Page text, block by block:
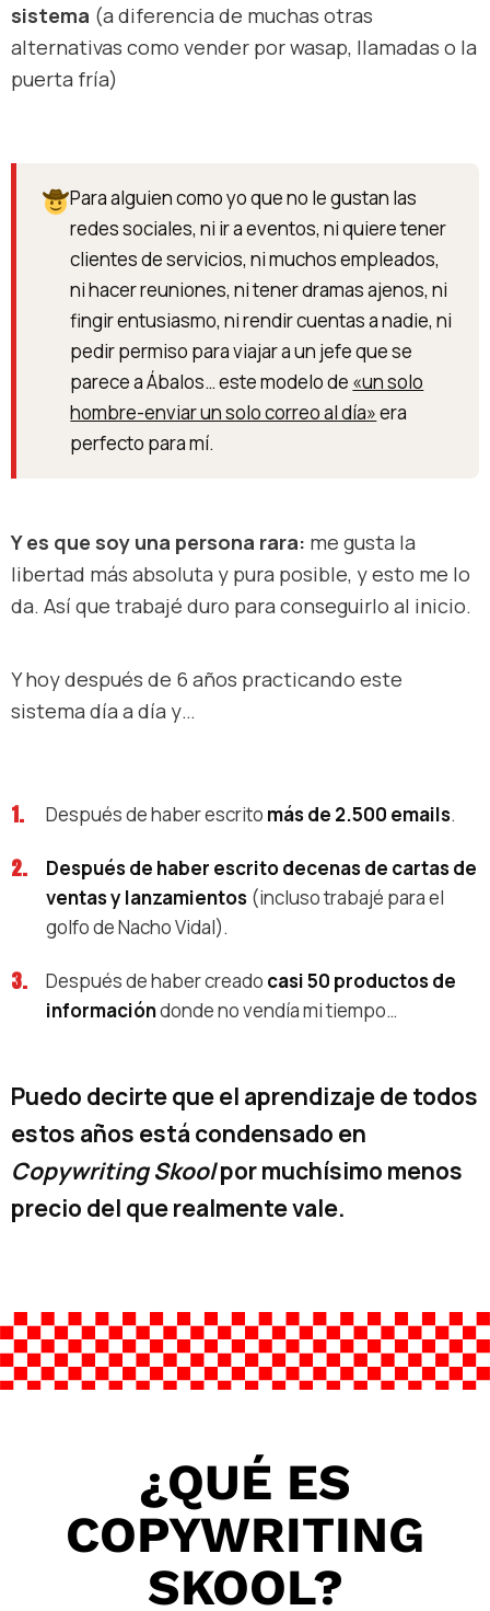
sistema (a diferencia de muchas otras
alternativas como vender por wasap, llamadas o la
puerta fría)
Para alguien como yo que no le gustan las
redes sociales, ni ir a eventos, ni quiere tener
clientes de servicios, ni muchos empleados,
ni hacer reuniones, ni tener dramas ajenos, ni
fingir entusiasmo, ni rendir cuentas a nadie, ni
pedir permiso para viajar a un jefe que se
parece a Ábalos… este modelo de «un solo
hombre-enviar un solo correo al día»era
perfecto para mí.
Y es que soy una persona rara: me gusta la
libertad más absoluta y pura posible, y esto me lo
da. Así que trabajé duro para conseguirlo al inicio.
Y hoy después de 6 años practicando este
sistema día a día y…
Después de haber escrito más de 2.500 emails.
Después de haber escrito decenas de cartas de
ventas y lanzamientos (incluso trabajé para el
golfo de Nacho Vidal).
Después de haber creado casi 50 productos de
informacióndonde no vendía mi tiempo…
Puedo decirte que el aprendizaje de todos
estos años está condensado en
Copywriting Skoolpor muchísimo menos
precio del que realmente vale.
¿QUÉ ES
COPYWRITING
SKOOL?